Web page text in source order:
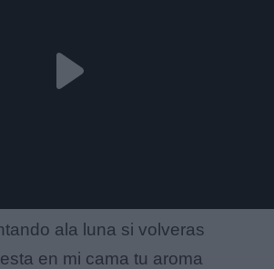
ala luna si volveras
en mi cama tu aroma